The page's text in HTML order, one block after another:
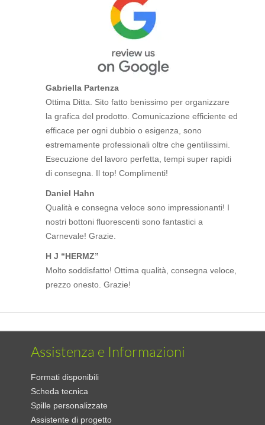
Gabriella Partenza
Ottima Ditta. Sito fatto benissimo per organizzare
la grafica del prodotto. Comunicazione efficiente ed
efficace per ogni dubbio o esigenza, sono
estremamente professionali oltre che gentilissimi.
Esecuzione del lavoro perfetta, tempi super rapidi
di consegna. Il top! Complimenti!
Daniel Hahn
Qualità e consegna veloce sono impressionanti! I
nostri bottoni fluorescenti sono fantastici a
Carnevale! Grazie.
H J “HERMZ”
Molto soddisfatto! Ottima qualità, consegna veloce,
prezzo onesto. Grazie!
Assistenza e Informazioni
Formati disponibili
Scheda tecnica
Spille personalizzate
Assistente di progetto